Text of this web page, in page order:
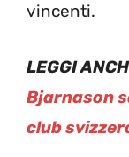
vincenti.
LEGGI
Bjarnason
club